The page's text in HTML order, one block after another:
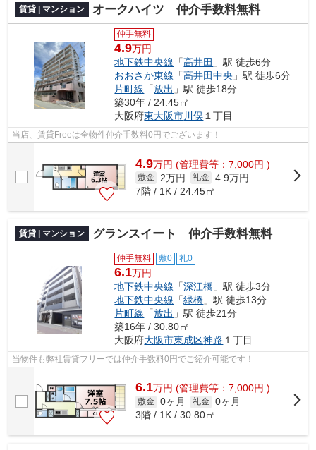
賃貸 | マンション オークハイツ 仲介手数料無料
仲手無料
4.9万円
地下鉄中央線 「高井田 」駅 徒歩6分
おおさか東線 「高井田中央 」駅 徒歩6分
片町線 「放出 」駅 徒歩18分
築30年 / 24.45㎡
大阪府東大阪市川俣 １丁目
当店、賃貸Freeは全物件仲介手数料0円でございます！
4.9万円 (管理費等：7,000円 )
敷金 2万円 礼金 4.9万円
7階 / 1K / 24.45㎡
賃貸 | マンション グランスイート 仲介手数料無料
仲手無料 敷0 礼0
6.1万円
地下鉄中央線 「深江橋 」駅 徒歩3分
地下鉄中央線 「緑橋 」駅 徒歩13分
片町線 「放出 」駅 徒歩21分
築16年 / 30.80㎡
大阪府大阪市東成区神路 １丁目
当物件も弊社賃貸フリーでは仲介手数料0円でご紹介可能です！
6.1万円 (管理費等：7,000円 )
敷金 0ヶ月 礼金 0ヶ月
3階 / 1K / 30.80㎡